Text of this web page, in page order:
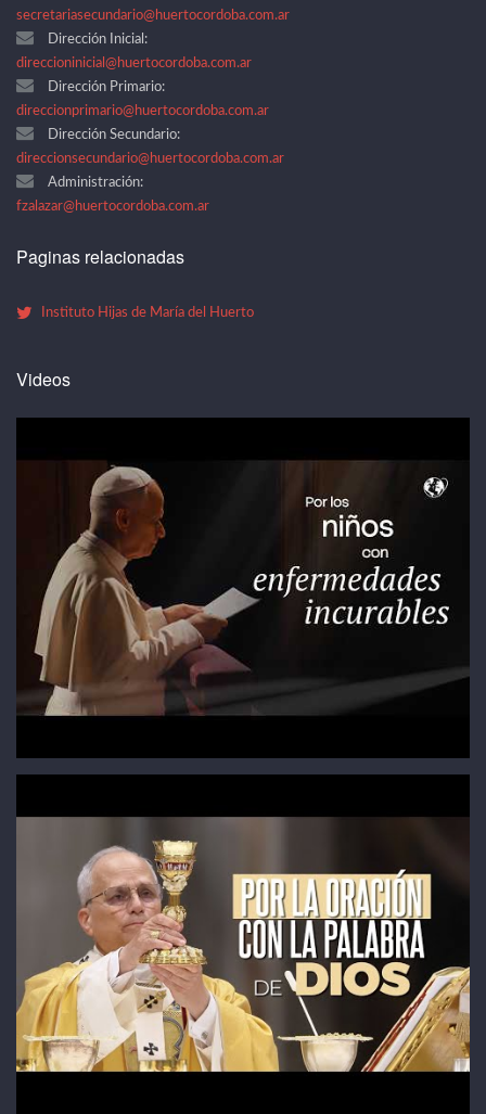
secretariasecundario@huertocordoba.com.ar
Dirección Inicial:
direccioninicial@huertocordoba.com.ar
Dirección Primario:
direccionprimario@huertocordoba.com.ar
Dirección Secundario:
direccionsecundario@huertocordoba.com.ar
Administración:
fzalazar@huertocordoba.com.ar
Paginas relacionadas
Instituto Hijas de María del Huerto
Videos